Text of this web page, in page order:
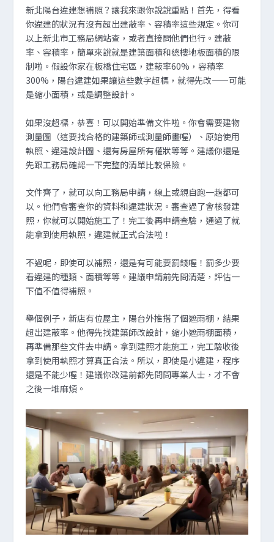
新北陽台違建想補照？讓我來跟你說說重點！首先，得看
你違建的狀況有沒有超出建蔽率、容積率這些規定。你可
以上新北市工務局網站查，或者直接問他們也行。建蔽
率、容積率，簡單來說就是建築面積和總樓地板面積的限
制啦。假設你家在板橋住宅區，建蔽率60%，容積率
300%，陽台違建如果讓這些數字超標，就得先改——可能
是縮小面積，或是調整設計。
如果沒超標，恭喜！可以開始準備文件啦。你會需要建物
測量圖（這要找合格的建築師或測量師畫喔）、原始使用
執照、違建設計圖、還有房屋所有權狀等等。建議你還是
先跟工務局確認一下完整的清單比較保險。
文件齊了，就可以向工務局申請，線上或親自跑一趟都可
以。他們會審查你的資料和違建狀況。審查過了會核發建
照，你就可以開始施工了！完工後再申請查驗，通過了就
能拿到使用執照，違建就正式合法啦！
不過呢，即使可以補照，還是有可能要罰錢喔！罰多少要
看違建的種類、面積等等。建議申請前先問清楚，評估一
下值不值得補照。
舉個例子，新店有位屋主，陽台外推搭了個遮雨棚，結果
超出建蔽率。他得先找建築師改設計，縮小遮雨棚面積，
再準備那些文件去申請。拿到建照才能施工，完工驗收後
拿到使用執照才算真正合法。所以，即使是小違建，程序
還是不能少喔！建議你改建前都先問問專業人士，才不會
之後一堆麻煩。